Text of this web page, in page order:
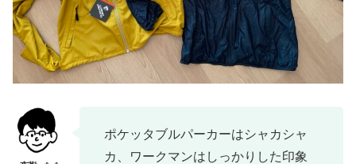
ポケッタブルパーカーはシャカシャ
カ、ワークマンはしっかりした印象